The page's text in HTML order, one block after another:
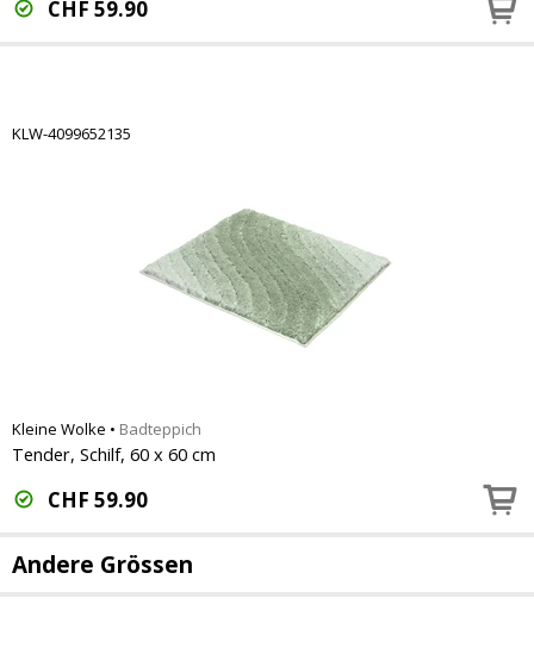
CHF 59.90
KLW-4099652135
Kleine Wolke • Badteppich
Tender, Schilf, 60 x 60 cm
CHF 59.90
Andere Grössen